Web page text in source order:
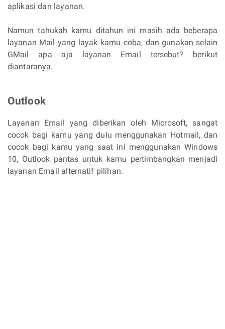
aplikasi dan layanan.
Namun tahukah kamu ditahun ini masih ada beberapa
layanan Mail yang layak kamu coba, dan gunakan selain
GMail apa aja layanan Email tersebut? berikut
diantaranya.
Outlook
Layanan Email yang diberikan oleh Microsoft, sangat
cocok bagi kamu yang dulu menggunakan Hotmail, dan
cocok bagi kamu yang saat ini menggunakan Windows
10, Outlook pantas untuk kamu pertimbangkan menjadi
layanan Email alternatif pilihan.